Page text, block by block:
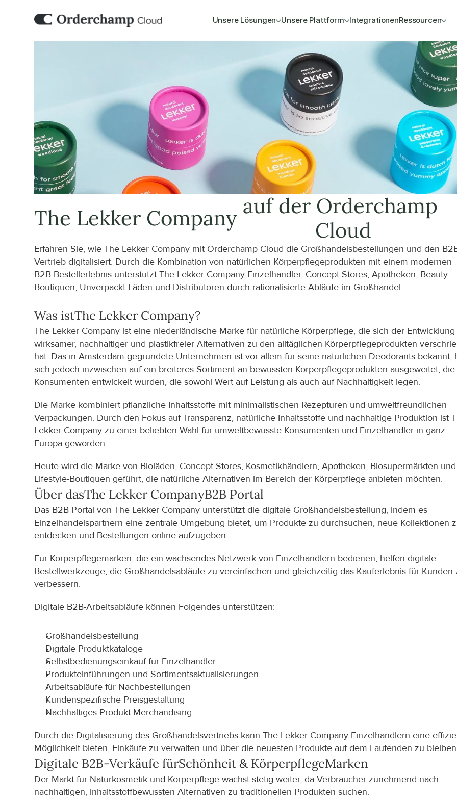
Unsere Lösungen Unsere Plattform IntegrationenRessourcen
The Lekker Company auf der Orderchamp
Cloud
Erfahren Sie, wie The Lekker Company mit Orderchamp Cloud die Großhandelsbestellungen und den
Vertrieb digitalisiert. Durch die Kombination von natürlichen Körperpflegeprodukten mit einem modernen
B2B-Bestellerlebnis unterstützt The Lekker Company Einzelhändler, Concept Stores, Apotheken, Beauty-
Boutiquen, Unverpackt-Läden und Distributoren durch rationalisierte Abläufe im Großhandel.
Was istThe Lekker Company?
The Lekker Company ist eine niederländische Marke für natürliche Körperpflege, die sich der Entwicklung
wirksamer, nachhaltiger und plastikfreier Alternativen zu den alltäglichen Körperpflegeprodukten
hat. Das in Amsterdam gegründete Unternehmen ist vor allem für seine natürlichen Deodorants bekannt,
sich jedoch inzwischen auf ein breiteres Sortiment an bewussten Körperpflegeprodukten ausgeweitet,
Konsumenten entwickelt wurden, die sowohl Wert auf Leistung als auch auf Nachhaltigkeit legen.
Die Marke kombiniert pflanzliche Inhaltsstoffe mit minimalistischen Rezepturen und umweltfreundlichen
Verpackungen. Durch den Fokus auf Transparenz, natürliche Inhaltsstoffe und nachhaltige Produktion ist
Lekker Company zu einer beliebten Wahl für umweltbewusste Konsumenten und Einzelhändler in ganz
Europa geworden.
Heute wird die Marke von Bioläden, Concept Stores, Kosmetikhändlern, Apotheken, Biosupermärkten und
Lifestyle-Boutiquen geführt, die natürliche Alternativen im Bereich der Körperpflege anbieten möchten.
Über dasThe Lekker CompanyB2B Portal
Das B2B Portal von The Lekker Company unterstützt die digitale Großhandelsbestellung, indem es
Einzelhandelspartnern eine zentrale Umgebung bietet, um Produkte zu durchsuchen, neue Kollektionen
entdecken und Bestellungen online aufzugeben.
Für Körperpflegemarken, die ein wachsendes Netzwerk von Einzelhändlern bedienen, helfen digitale
Bestellwerkzeuge, die Großhandelsabläufe zu vereinfachen und gleichzeitig das Kauferlebnis für Kunden
verbessern.
Digitale B2B-Arbeitsabläufe können Folgendes unterstützen:
Großhandelsbestellung
Digitale Produktkataloge
Selbstbedienungseinkauf für Einzelhändler
Produkteinführungen und Sortimentsaktualisierungen
Arbeitsabläufe für Nachbestellungen
Kundenspezifische Preisgestaltung
Nachhaltiges Produkt-Merchandising
Durch die Digitalisierung des Großhandelsvertriebs kann The Lekker Company Einzelhändlern eine
Möglichkeit bieten, Einkäufe zu verwalten und über die neuesten Produkte auf dem Laufenden zu
Digitale B2B-Verkäufe fürSchönheit & KörperpflegeMarken
Der Markt für Naturkosmetik und Körperpflege wächst stetig weiter, da Verbraucher zunehmend nach
nachhaltigen, inhaltsstoffbewussten Alternativen zu traditionellen Produkten suchen.